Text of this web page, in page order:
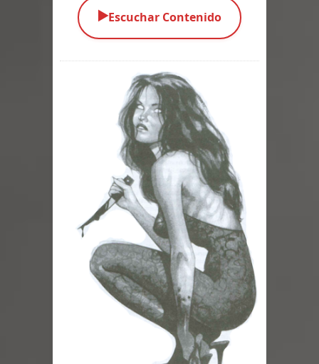
los Vivos
Parte 01: Escondido a Plena Luz
Parte 02: El Enemigo de mi Enemigo
Parte 06: Coletazos
Parte 05: Los Horrores del Infierno
Parte 04: Oídos Sordos
Parte 03: La Traición
Parte 02: Vuelve el Hijo Prodigo
Parte 03: Reflexiones
▶️Escuchar Contenido